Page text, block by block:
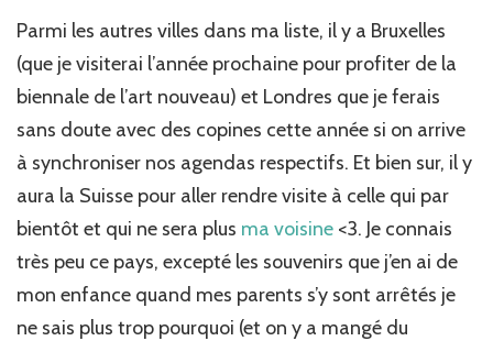
Parmi les autres villes dans ma liste, il y a Bruxelles
(que je visiterai l’année prochaine pour profiter de la
biennale de l’art nouveau) et Londres que je ferais
sans doute avec des copines cette année si on arrive
à synchroniser nos agendas respectifs. Et bien sur, il y
aura la Suisse pour aller rendre visite à celle qui par
bientôt et qui ne sera plus ma voisine <3. Je connais
très peu ce pays, excepté les souvenirs que j’en ai de
mon enfance quand mes parents s’y sont arrêtés je
ne sais plus trop pourquoi (et on y a mangé du